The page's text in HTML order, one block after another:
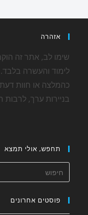
אזהרה
שימו לב, אתר זה
לימוד והעשרה
כהמלצה או חוות
בניירות ערך, לרבות
תחפש, אולי תמצא
פוסטים אחרונים